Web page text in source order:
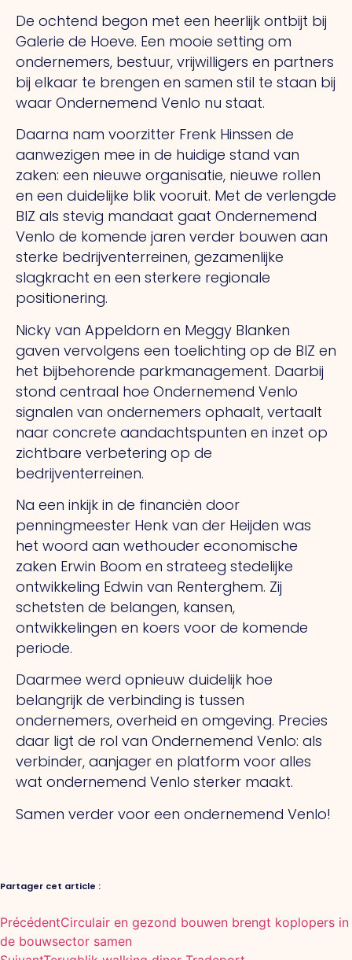
De ochtend begon met een heerlijk ontbijt bij
Galerie de Hoeve. Een mooie setting om
ondernemers, bestuur, vrijwilligers en partners
bij elkaar te brengen en samen stil te staan bij
waar Ondernemend Venlo nu staat.
Daarna nam voorzitter Frenk Hinssen de
aanwezigen mee in de huidige stand van
zaken: een nieuwe organisatie, nieuwe rollen
en een duidelijke blik vooruit. Met de verlengde
BIZ als stevig mandaat gaat Ondernemend
Venlo de komende jaren verder bouwen aan
sterke bedrijventerreinen, gezamenlijke
slagkracht en een sterkere regionale
positionering.
Nicky van Appeldorn en Meggy Blanken
gaven vervolgens een toelichting op de BIZ en
het bijbehorende parkmanagement. Daarbij
stond centraal hoe Ondernemend Venlo
signalen van ondernemers ophaalt, vertaalt
naar concrete aandachtspunten en inzet op
zichtbare verbetering op de
bedrijventerreinen.
Na een inkijk in de financiën door
penningmeester Henk van der Heijden was
het woord aan wethouder economische
zaken Erwin Boom en strateeg stedelijke
ontwikkeling Edwin van Renterghem. Zij
schetsten de belangen, kansen,
ontwikkelingen en koers voor de komende
periode.
Daarmee werd opnieuw duidelijk hoe
belangrijk de verbinding is tussen
ondernemers, overheid en omgeving. Precies
daar ligt de rol van Ondernemend Venlo: als
verbinder, aanjager en platform voor alles
wat ondernemend Venlo sterker maakt.
Samen verder voor een ondernemend Venlo!
Partager cet article :
PrécédentCirculair en gezond bouwen brengt koplopers in
de bouwsector samen